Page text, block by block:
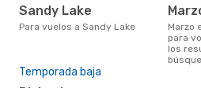
Sandy Lake
Para vuelos a Sandy Lake
marzo es el mes más popular
para
los
Temporada baja